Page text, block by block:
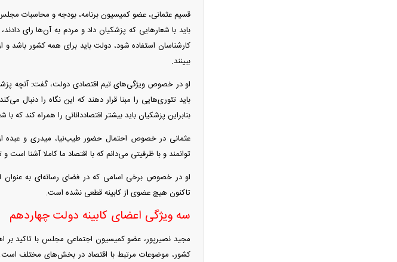
قسیم عثمانی، عضو کمیسیون برنامه، بودجه و محاسبات
باید با شعار‌هایی که پزشکیان داد و مردم به آن‌ها رای
کارشناسان استفاده شود، دولت باید برای همه کشور باشد
ببینند.
او در خصوص ویژگی‌های تیم اقتصادی دولت، گفت: آنچه
باید تئوری‌هایی را مبنا قرار دهند که این نگاه را دنبال
بنابراین پزشکیان باید بیشتر اقتصاددانانی را همراه کند که
عثمانی در خصوص احتمال حضور طیب‌نیا، میدری و عبده از
توانمند و با ظرفیتی می‌دانم که با اقتصاد ما کاملا آشنا
او در خصوص برخی اسامی که در فضای رسانه‌ای به عنوان
تاکنون هیچ عضوی از کابینه قطعی نشده است.
سه ویژگی اعضای کابینه دولت چهاردهم
مجید نصیرپور، عضو کمیسیون اجتماعی مجلس با تاکید
کشور، موضوعات مرتبط با اقتصاد در بخش‌های مختلف است.